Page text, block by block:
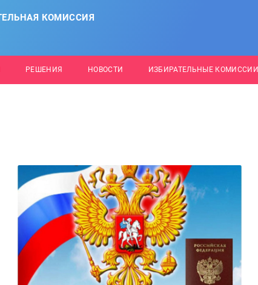
КОМИССИЯ
РЕШЕНИЯ НОВОСТИ ИЗБИРАТЕЛЬНЫЕ КОМИССИИ